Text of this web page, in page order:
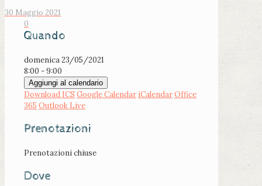
30 Maggio 2021
0
Quando
domenica 23/05/2021
8:00 - 9:00
Aggiungi al calendario
Download ICS Google Calendar iCalendarOffice
365 Outlook Live
Prenotazioni
Prenotazioni chiuse
Dove